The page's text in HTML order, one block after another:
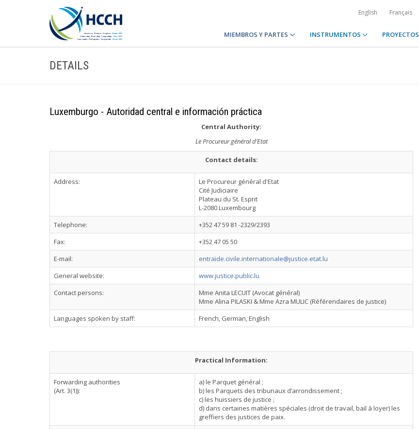
English Français
MIEMBROS Y PARTES INSTRUMENTOS PROYECTOS
DETAILS
Luxemburgo - Autoridad central e información práctica
Central Authority:
Le Procureur général d’Etat
Contact details:
Address:
Le Procureur général d'Etat
Cité Judiciaire
Plateau du St. Esprit
L-2080 Luxembourg
Telephone:
+352 47 59 81 -2329/2393
Fax:
+352 47 05 50
E-mail:
entraide.civile.internationale@justice.etat.lu
General website:
www.justice.public.lu
Contact persons:
Mme Anita LECUIT (Avocat général)
Mme Alina PILASKI & Mme Azra MULIC (Référendaires de justice)
Languages spoken by staff:
French, German, English
Practical Information:
Forwarding authorities
(Art. 3(1)):
a) le Parquet général ;
b) les Parquets des tribunaux d’arrondissement ;
c) les huissiers de justice ;
d) dans certaines matières spéciales (droit de travail, bail à loyer) les
greffiers des justices de paix.